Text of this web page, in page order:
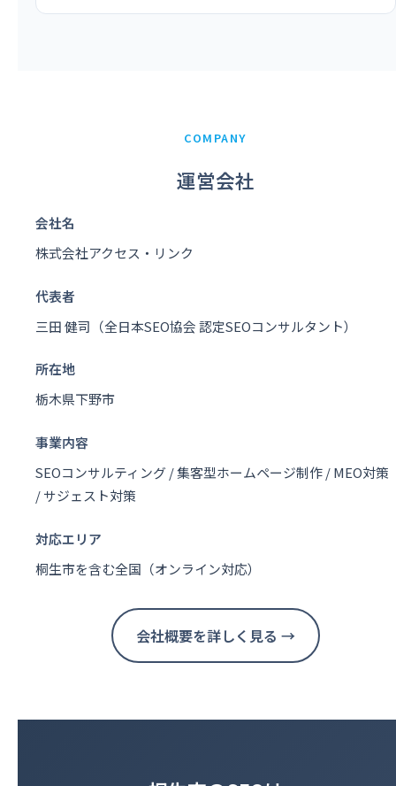
COMPANY
運営会社
会社名
株式会社アクセス・リンク
代表者
三田 健司（全日本SEO協会 認定SEOコンサルタント）
所在地
栃木県下野市
事業内容
SEOコンサルティング / 集客型ホームページ制作 / MEO対策
/ サジェスト対策
対応エリア
桐生市を含む全国（オンライン対応）
会社概要を詳しく見る →